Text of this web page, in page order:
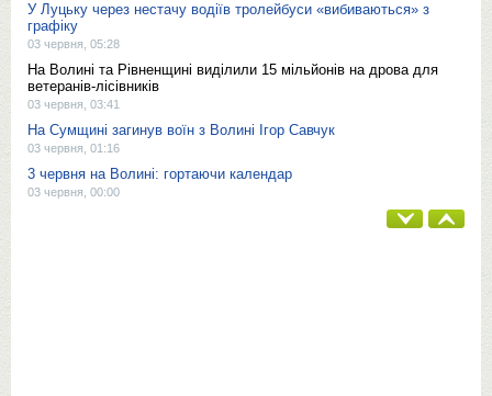
У Луцьку через нестачу водіїв тролейбуси «вибиваються» з
графіку
03 червня, 05:28
На Волині та Рівненщині виділили 15 мільйонів на дрова для
ветеранів-лісівників
03 червня, 03:41
На Сумщині загинув воїн з Волині Ігор Савчук
03 червня, 01:16
3 червня на Волині: гортаючи календар
03 червня, 00:00